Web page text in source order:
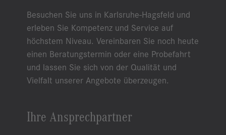
Besuchen Sie uns in Karlsruhe-Hagsfeld und
erleben Sie Kompetenz und Service auf
höchstem Niveau. Vereinbaren Sie noch heute
einen Beratungstermin oder eine Probefahrt
und lassen Sie sich von der Qualität und
Vielfalt unserer Angebote überzeugen.
Ihre Ansprechpartner